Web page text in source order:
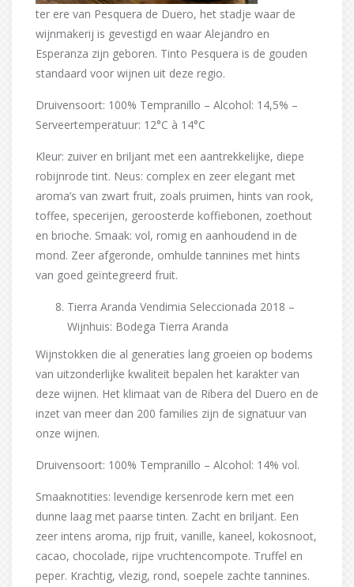
ter ere van Pesquera de Duero, het stadje waar de
wijnmakerij is gevestigd en waar Alejandro en
Esperanza zijn geboren. Tinto Pesquera is de gouden
standaard voor wijnen uit deze regio.
Druivensoort: 100% Tempranillo – Alcohol: 14,5% –
Serveertemperatuur: 12°C à 14°C
Kleur: zuiver en briljant met een aantrekkelijke, diepe
robijnrode tint. Neus: complex en zeer elegant met
aroma’s van zwart fruit, zoals pruimen, hints van rook,
toffee, specerijen, geroosterde koffiebonen, zoethout
en brioche. Smaak: vol, romig en aanhoudend in de
mond. Zeer afgeronde, omhulde tannines met hints
van goed geïntegreerd fruit.
Tierra Aranda Vendimia Seleccionada 2018 –
Wijnhuis: Bodega Tierra Aranda
Wijnstokken die al generaties lang groeien op bodems
van uitzonderlijke kwaliteit bepalen het karakter van
deze wijnen. Het klimaat van de Ribera del Duero en de
inzet van meer dan 200 families zijn de signatuur van
onze wijnen.
Druivensoort: 100% Tempranillo – Alcohol: 14% vol.
Smaaknotities: levendige kersenrode kern met een
dunne laag met paarse tinten. Zacht en briljant. Een
zeer intens aroma, rijp fruit, vanille, kaneel, kokosnoot,
cacao, chocolade, rijpe vruchtencompote. Truffel en
peper. Krachtig, vlezig, rond, soepele zachte tannines.